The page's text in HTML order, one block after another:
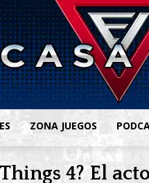
ZONA JUEGOS
4? El